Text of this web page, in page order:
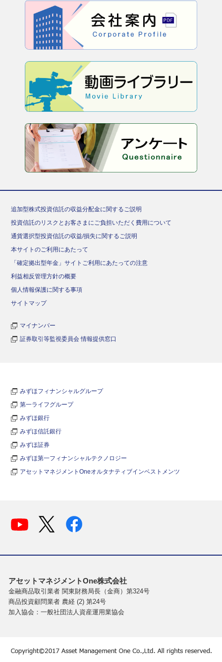
追加型株式投資信託の収益分配金に関するご説明
投資信託のリスクとお客さまにご負担いただく費用について
通貨選択型投資信託の収益/損失に関するご説明
本サイトのご利用にあたって
「確定拠出型年金」サイトご利用にあたっての注意
利益相反管理方針の概要
個人情報保護に関する事項
サイトマップ
マイナンバー
証券取引等監視委員会 情報提供窓口
みずほフィナンシャルグループ
第一ライフグループ
みずほ銀行
みずほ信託銀行
みずほ証券
みずほ第一フィナンシャルテクノロジー
アセットマネジメントOneオルタナティブインベストメンツ
アセットマネジメントOne株式会社
金融商品取引業者 関東財務局長（金商）第324号
商品投資顧問業者 農経 (2) 第24号
加入協会：一般社団法人資産運用業協会